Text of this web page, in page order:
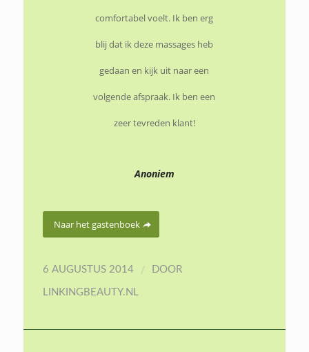
comfortabel voelt. Ik ben erg
blij dat ik deze massages heb
gedaan en kijk uit naar een
volgende afspraak. Ik ben een
zeer tevreden klant!
Anoniem
Naar het gastenboek
6 AUGUSTUS 2014 / DOOR
LINKINGBEAUTY.NL